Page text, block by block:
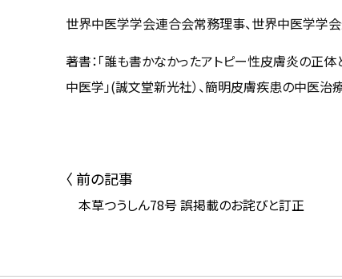
世界中医学学会連合会常務理事、世界中医学学
著書：「誰も書かなかったアトピー性皮膚炎の正体
中医学」(誠文堂新光社）、簡明皮膚疾患の中医
〈 前の記事
本草つうしん78号 誤掲載のお詫びと訂正